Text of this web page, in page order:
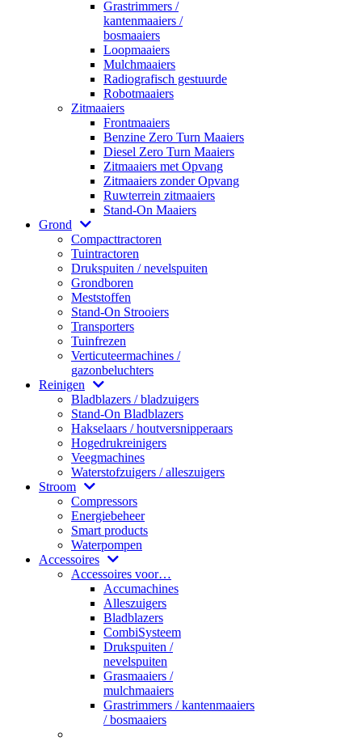
Grastrimmers /
kantenmaaiers /
bosmaaiers
Loopmaaiers
Mulchmaaiers
Radiografisch gestuurde
Robotmaaiers
Zitmaaiers
Frontmaaiers
Benzine Zero Turn Maaiers
Diesel Zero Turn Maaiers
Zitmaaiers met Opvang
Zitmaaiers zonder Opvang
Ruwterrein zitmaaiers
Stand-On Maaiers
Grond
Compacttractoren
Tuintractoren
Drukspuiten / nevelspuiten
Grondboren
Meststoffen
Stand-On Strooiers
Transporters
Tuinfrezen
Verticuteermachines /
gazonbeluchters
Reinigen
Bladblazers / bladzuigers
Stand-On Bladblazers
Hakselaars / houtversnipperaars
Hogedrukreinigers
Veegmachines
Waterstofzuigers / alleszuigers
Stroom
Compressors
Energiebeheer
Smart products
Waterpompen
Accessoires
Accessoires voor…
Accumachines
Alleszuigers
Bladblazers
CombiSysteem
Drukspuiten /
nevelspuiten
Grasmaaiers /
mulchmaaiers
Grastrimmers / kantenmaaiers
/ bosmaaiers